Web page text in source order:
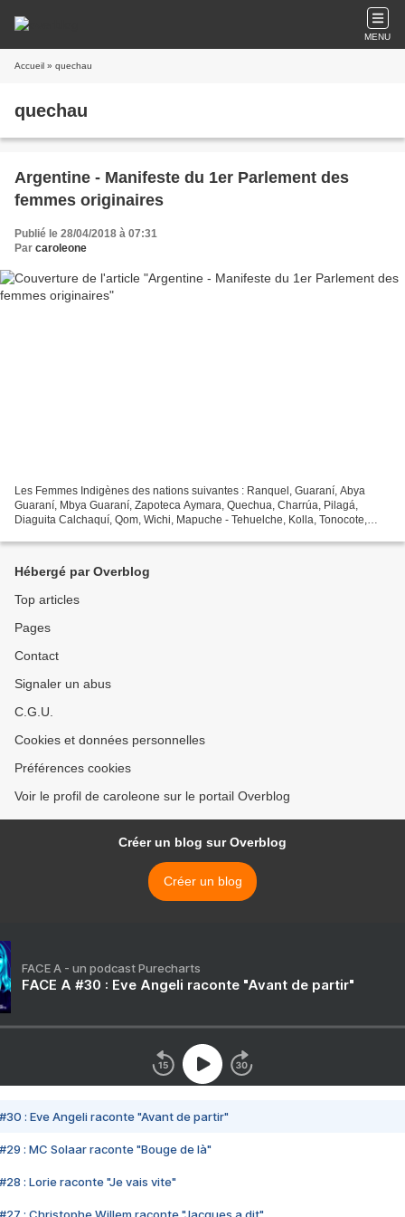
MENU
Accueil » quechau
quechau
Argentine - Manifeste du 1er Parlement des
femmes originaires
Publié le 28/04/2018 à 07:31
Par caroleone
Les Femmes Indigènes des nations suivantes : Ranquel, Guaraní, Abya
Guaraní, Mbya Guaraní, Zapoteca Aymara, Quechua, Charrúa, Pilagá,
Diaguita Calchaquí, Qom, Wichi, Mapuche - Tehuelche, Kolla, Tonocote,
Hébergé par Overblog
Top articles
Pages
Contact
Signaler un abus
C.G.U.
Cookies et données personnelles
Préférences cookies
Voir le profil de caroleone sur le portail Overblog
Créer un blog sur Overblog
Créer un blog
FACE A - un podcast Purecharts
FACE A #30 : Eve Angeli raconte "Avant de partir"
#30 : Eve Angeli raconte "Avant de partir"
#29 : MC Solaar raconte "Bouge de là"
#28 : Lorie raconte "Je vais vite"